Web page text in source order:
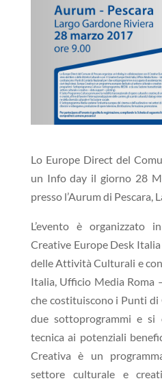
Lo Europe Direct del
un Info day il giorno 28
presso l’Aurum di Pescara,
L’evento è organizzato
Creative Europe Desk
delle Attività Culturali e
Italia, Ufficio Media Roma
che costituiscono i Punti
due sottoprogrammi e si
tecnica ai potenziali
Creativa è un
settore culturale e